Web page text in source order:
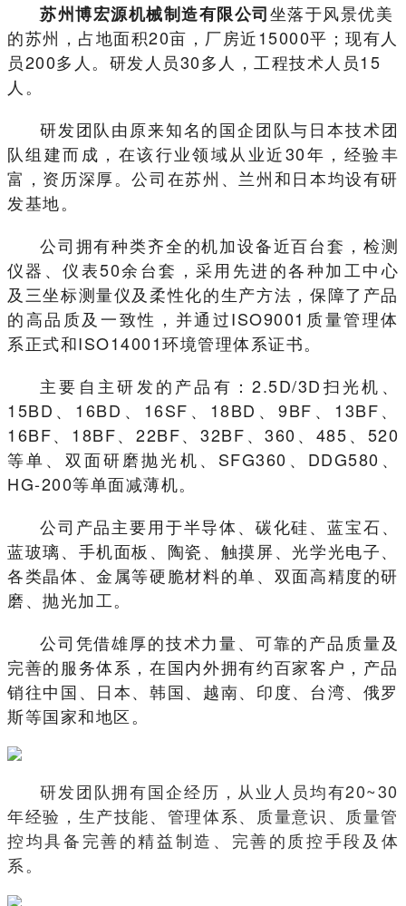
苏州博宏源机械制造有限公司坐落于风景优美
的苏州，占地面积20亩，厂房近15000平；现有人
员200多人。研发人员30多人，工程技术人员15
人。
研发团队由原来知名的国企团队与日本技术团
队组建而成，在该行业领域从业近30年，经验丰
富，资历深厚。公司在苏州、兰州和日本均设有研
发基地。
公司拥有种类齐全的机加设备近百台套，检测
仪器、仪表50余台套，采用先进的各种加工中心
及三坐标测量仪及柔性化的生产方法，保障了产品
的高品质及一致性，并通过ISO9001质量管理体
系正式和ISO14001环境管理体系证书。
主要自主研发的产品有：2.5D/3D扫光机、
15BD、16BD、16SF、18BD、9BF、13BF、
16BF、18BF、22BF、32BF、360、485、520
等单、双面研磨抛光机、SFG360、DDG580、
HG-200等单面减薄机。
公司产品主要用于半导体、碳化硅、蓝宝石、
蓝玻璃、手机面板、陶瓷、触摸屏、光学光电子、
各类晶体、金属等硬脆材料的单、双面高精度的研
磨、抛光加工。
公司凭借雄厚的技术力量、可靠的产品质量及
完善的服务体系，在国内外拥有约百家客户，产品
销往中国、日本、韩国、越南、印度、台湾、俄罗
斯等国家和地区。
研发团队拥有国企经历，从业人员均有20~30
年经验，生产技能、管理体系、质量意识、质量管
控均具备完善的精益制造、完善的质控手段及体
系。